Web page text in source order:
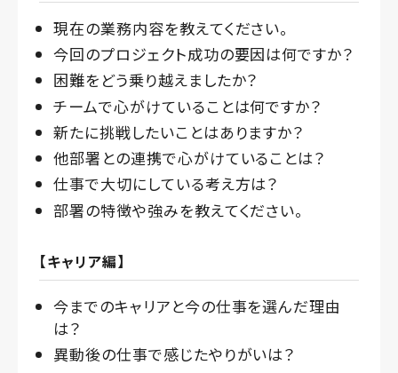
現在の業務内容を教えてください。
今回のプロジェクト成功の要因は何ですか？
困難をどう乗り越えましたか？
チームで心がけていることは何ですか？
新たに挑戦したいことはありますか？
他部署との連携で心がけていることは？
仕事で大切にしている考え方は？
部署の特徴や強みを教えてください。
【キャリア編】
今までのキャリアと今の仕事を選んだ理由
は？
異動後の仕事で感じたやりがいは？